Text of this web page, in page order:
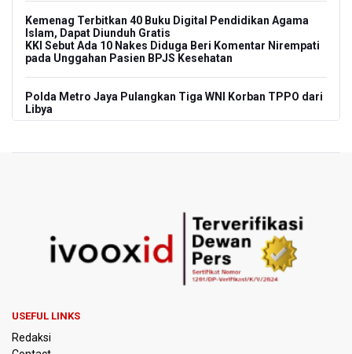
Kemenag Terbitkan 40 Buku Digital Pendidikan Agama
Islam, Dapat Diunduh Gratis
KKI Sebut Ada 10 Nakes Diduga Beri Komentar Nirempati
pada Unggahan Pasien BPJS Kesehatan
Polda Metro Jaya Pulangkan Tiga WNI Korban TPPO dari
Libya
Pemerintah Gelar Operasi Modifikasi Cuaca Percepat
Pemadaman Karhutla Gunung Bromo
Jaga Daya Beli Masyarakat
USEFUL LINKS
Redaksi